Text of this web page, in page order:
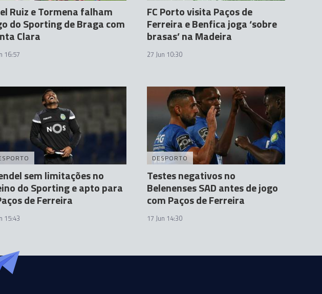
Ruiz e Tormena falham
do Sporting de Braga com
Clara
16:57
FC Porto visita Paços de
Ferreira e Benfica joga ‘sobre
brasas’ na Madeira
27 Jun 10:30
sem limitações no
do Sporting e apto para
de Ferreira
15:43
DESPORTO
Testes negativos no
Belenenses SAD antes de jogo
com Paços de Ferreira
17 Jun 14:30